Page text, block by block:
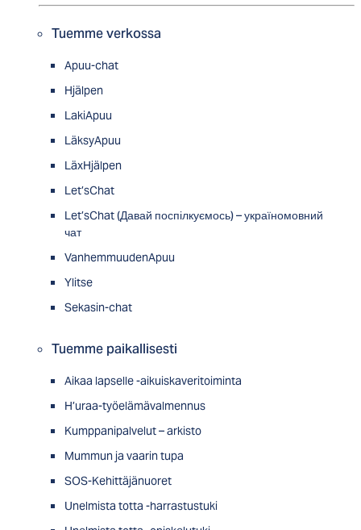
Tuemme verkossa
Apuu-chat
Hjälpen
LakiApuu
LäksyApuu
LäxHjälpen
Let’sChat
Let’sChat (Давай поспілкуємось) – україномовний
чат
VanhemmuudenApuu
Ylitse
Sekasin-chat
Tuemme paikallisesti
Aikaa lapselle -aikuiskaveritoiminta
H’uraa-työelämävalmennus
Kumppanipalvelut – arkisto
Mummun ja vaarin tupa
SOS-Kehittäjänuoret
Unelmista totta -harrastustuki